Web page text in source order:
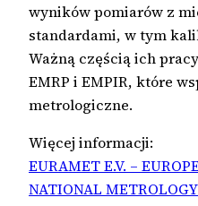
wyników pomiarów z
standardami, w tym
Ważną częścią ich
EMRP i EMPIR, które
metrologiczne.
Więcej informacji:
EURAMET E.V. –
NATIONAL